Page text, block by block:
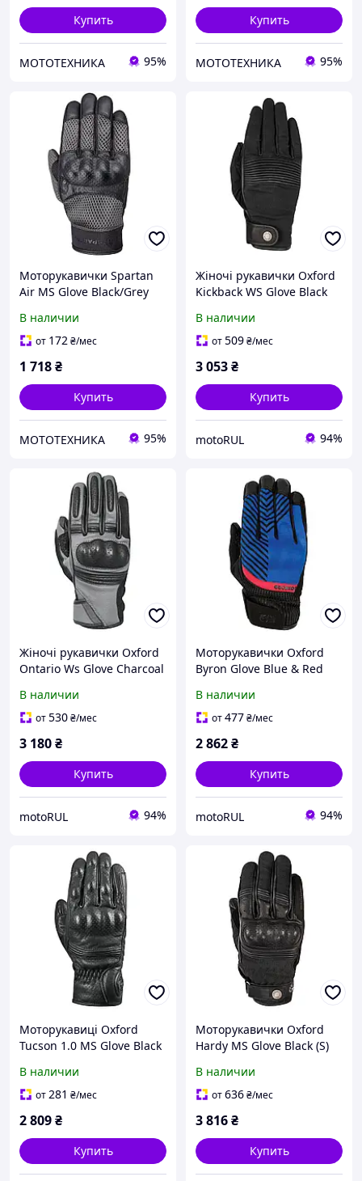
Купить
МОТОТЕХНИКА 95%
Купить
МОТОТЕХНИКА 95%
Моторукавички Spartan
Air MS Glove Black/Grey
В наличии
от 172₴/мес
1 718₴
Купить
МОТОТЕХНИКА 95%
Жіночі рукавички Oxford
Kickback WS Glove Black
В наличии
от509₴/мес
3 053₴
Купить
motoRUL 94%
Жіночі рукавички Oxford
Ontario Ws Glove Charcoal
В наличии
от530₴/мес
3 180₴
Купить
motoRUL 94%
Моторукавички Oxford
Byron Glove Blue & Red
В наличии
от477₴/мес
2 862₴
Купить
motoRUL 94%
Моторукавиці Oxford
Tucson 1.0 MS Glove Black
В наличии
от281 ₴/мес
2 809₴
Купить
Моторукавички Oxford
Hardy MS Glove Black (S)
В наличии
от636₴/мес
3 816₴
Купить